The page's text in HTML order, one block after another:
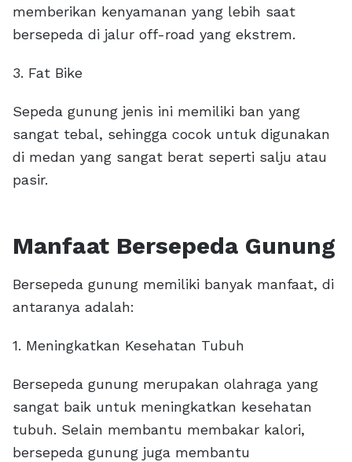
memberikan kenyamanan yang lebih saat
bersepeda di jalur off-road yang ekstrem.
3. Fat Bike
Sepeda gunung jenis ini memiliki ban yang
sangat tebal, sehingga cocok untuk digunakan
di medan yang sangat berat seperti salju atau
pasir.
Manfaat Bersepeda Gunung
Bersepeda gunung memiliki banyak manfaat, di
antaranya adalah:
1. Meningkatkan Kesehatan Tubuh
Bersepeda gunung merupakan olahraga yang
sangat baik untuk meningkatkan kesehatan
tubuh. Selain membantu membakar kalori,
bersepeda gunung juga membantu